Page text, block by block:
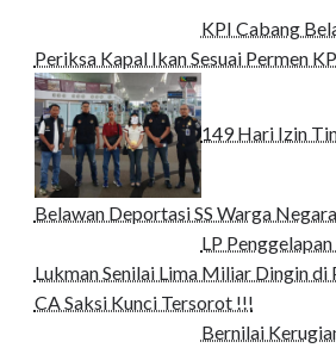
KPI Cabang
Periksa Kapal Ikan Sesuai Permen
149 Hari Izin
Belawan Deportasi SS Warga
LP
Lukman Senilai Lima Miliar Dingin
CA Saksi Kunci Tersorot !!!
Bernilai